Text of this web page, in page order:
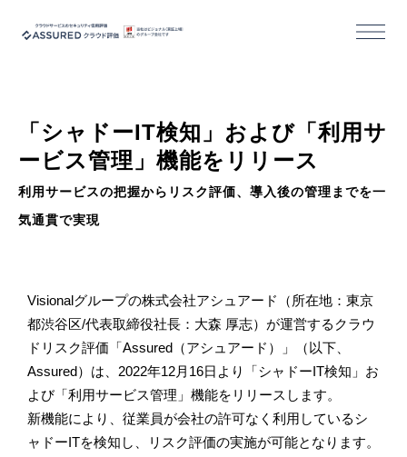
導入/活用事例
セミナー
お役立ち資料
活用事例｜クラウドサービス事業者様
「シャドーIT検知」および「利用サ
ービス管理」機能をリリース
利用サービスの把握からリスク評価、導入後の管理までを一
気通貫で実現
Visionalグループの株式会社アシュアード（所在地：東京
都渋谷区/代表取締役社長：大森 厚志）が運営するクラウ
ドリスク評価「Assured（アシュアード）」（以下、
Assured）は、2022年12月16日より「シャドーIT検知」お
よび「利用サービス管理」機能をリリースします。
新機能により、従業員が会社の許可なく利用しているシ
ャドーITを検知し、リスク評価の実施が可能となります。